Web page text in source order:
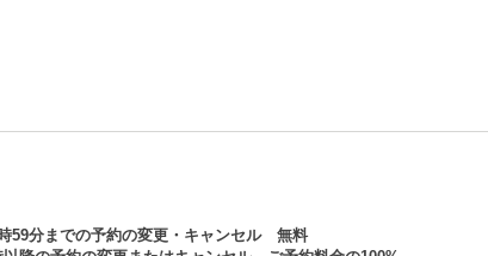
59分までの予約の変更・キャンセル 無料